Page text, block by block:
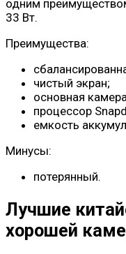
одним
33 Вт.
Преимущества:
чистый экран;
основная
процессор
емкость
Минусы:
потерянный.
Лучшие
хорошей